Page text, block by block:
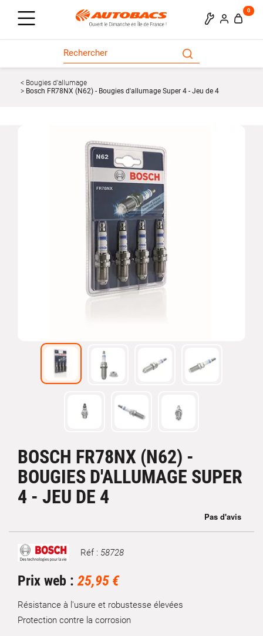
0
Bougies d'allumage
Bosch FR78NX (N62) - Bougies d'allumage Super 4 - Jeu de 4
BOSCH FR78NX (N62) -
BOUGIES D'ALLUMAGE SUPER
4 - JEU DE 4
Marque Réf : 58728
Prix web : 25,95 €
Résistance à l'usure et robustesse élevées
Protection contre la corrosion